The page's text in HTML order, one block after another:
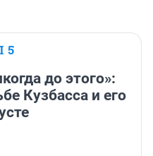
5
до этого»:
Кузбасса и его